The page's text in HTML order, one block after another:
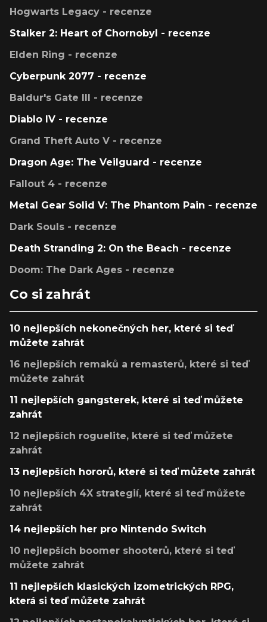
Hogwarts Legacy - recenze
Stalker 2: Heart of Chornobyl - recenze
Elden Ring - recenze
Cyberpunk 2077 - recenze
Baldur's Gate III - recenze
Diablo IV - recenze
Grand Theft Auto V - recenze
Dragon Age: The Veilguard - recenze
Fallout 4 - recenze
Metal Gear Solid V: The Phantom Pain - recenze
Dark Souls - recenze
Death Stranding 2: On the Beach - recenze
Doom: The Dark Ages - recenze
Co si zahrát
10 nejlepších nekonečných her, které si teď
můžete zahrát
16 nejlepších remaků a remasterů, které si teď
můžete zahrát
11 nejlepších gangsterek, které si teď můžete
zahrát
12 nejlepších roguelite, které si teď můžete
zahrát
13 nejlepších hororů, které si teď můžete zahrát
10 nejlepších 4X strategií, které si teď můžete
zahrát
14 nejlepších her pro Nintendo Switch
10 nejlepších boomer shooterů, které si teď
můžete zahrát
11 nejlepších klasických izometrických RPG,
která si teď můžete zahrát